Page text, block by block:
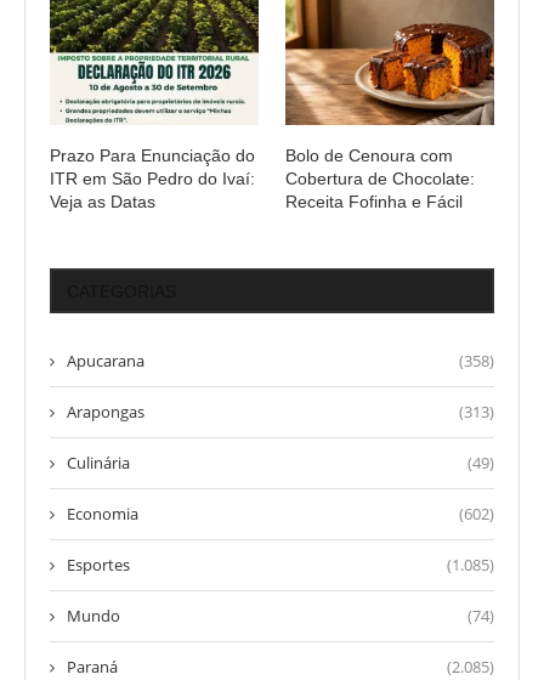
Prazo Para Enunciação do
ITR em São Pedro do Ivaí:
Veja as Datas
Bolo de Cenoura com
Cobertura de Chocolate:
Receita Fofinha e Fácil
Apucarana (358)
Arapongas (313)
Culinária (49)
Economia (602)
Esportes (1.085)
Mundo (74)
Paraná (2.085)